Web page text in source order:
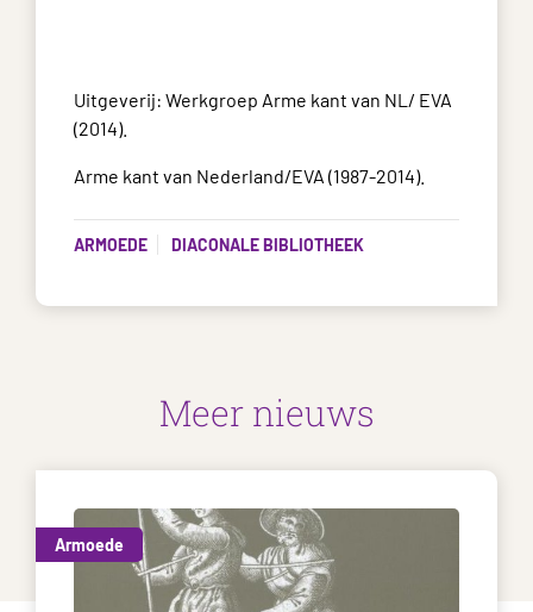
Uitgeverij: Werkgroep Arme kant van NL/ EVA
(2014).
Arme kant van Nederland/EVA (1987-2014).
ARMOEDE DIACONALE BIBLIOTHEEK
Meer nieuws
Armoede